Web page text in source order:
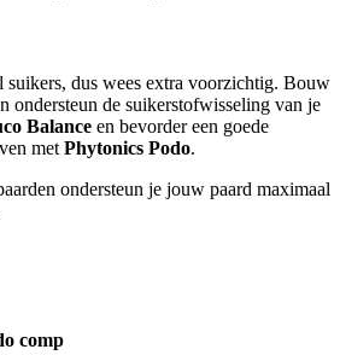
suikers, dus wees extra voorzichtig. Bouw
ondersteun de suikerstofwisseling van je
Balance en bevorder een goede
met Phytonics Podo.
ondersteun je jouw paard maximaal
comp